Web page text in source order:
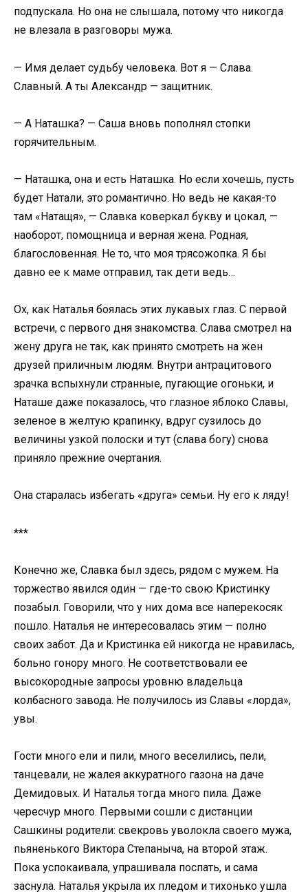
подпускала. Но она не слышала, потому что никогда
не влезала в разговоры мужа.
— Имя делает судьбу человека. Вот я — Слава.
Славный. А ты Александр — защитник.
— А Наташка? — Саша вновь пополнял стопки
горячительным.
— Наташка, она и есть Наташка. Но если хочешь, пусть
будет Натали, это романтично. Но ведь не какая-то
там «Натащя», — Славка коверкал букву и цокал, —
наоборот, помощница и верная жена. Родная,
благословенная. Не то, что моя трясожопка. Я бы
давно ее к маме отправил, так дети ведь…
Ох, как Наталья боялась этих лукавых глаз. С первой
встречи, с первого дня знакомства. Слава смотрел на
жену друга не так, как принято смотреть на жен
друзей приличным людям. Внутри антрацитового
зрачка вспыхнули странные, пугающие огоньки, и
Наташе даже показалось, что глазное яблоко Славы,
зеленое в желтую крапинку, вдруг сузилось до
величины узкой полоски и тут (слава богу) снова
приняло прежние очертания.
Она старалась избегать «друга» семьи. Ну его к ляду!
***
Конечно же, Славка был здесь, рядом с мужем. На
торжество явился один — где-то свою Кристинку
позабыл. Говорили, что у них дома все наперекосяк
пошло. Наталья не интересовалась этим — полно
своих забот. Да и Кристинка ей никогда не нравилась,
больно гонору много. Не соответствовали ее
высокородные запросы уровню владельца
колбасного завода. Не получилось из Славы «лорда»,
увы.
Гости много ели и пили, много веселились, пели,
танцевали, не жалея аккуратного газона на даче
Демидовых. И Наталья тогда много пила. Даже
чересчур много. Первыми сошли с дистанции
Сашкины родители: свекровь уволокла своего мужа,
пьяненького Виктора Степаныча, на второй этаж.
Пока успокаивала, упрашивала поспать, и сама
заснула. Наталья укрыла их пледом и тихонько ушла